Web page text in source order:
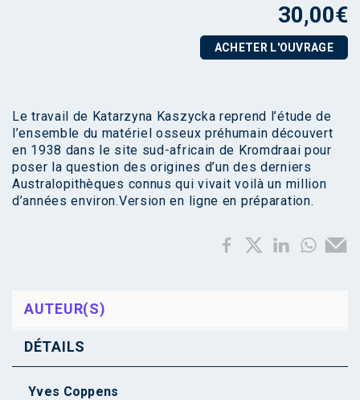
30,00€
ACHETER L'OUVRAGE
Le travail de Katarzyna Kaszycka reprend l’étude de
l’ensemble du matériel osseux préhumain découvert
en 1938 dans le site sud-africain de Kromdraai pour
poser la question des origines d’un des derniers
Australopithèques connus qui vivait voilà un million
d’années environ.Version en ligne en préparation.
AUTEUR(S)
DÉTAILS
Yves Coppens